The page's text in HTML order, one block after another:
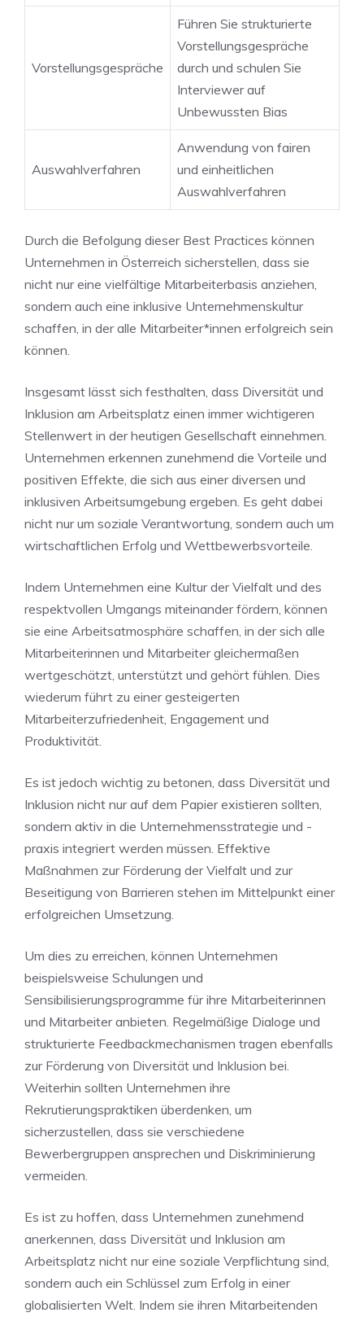
Vorstellungsgespräche
Führen Sie strukturierte
Vorstellungsgespräche
⁢durch und schulen Sie​
Interviewer auf
Unbewussten Bias
Auswahlverfahren
Anwendung von fairen
und einheitlichen
Auswahlverfahren
Durch die Befolgung dieser Best Practices können
Unternehmen in​ Österreich sicherstellen, dass ⁢sie
nicht nur eine ‌vielfältige Mitarbeiterbasis ​anziehen,
sondern auch eine inklusive Unternehmenskultur
schaffen, in der alle Mitarbeiter*innen erfolgreich sein
⁤können.
Insgesamt ‌lässt sich festhalten, dass Diversität und⁢
Inklusion⁣ am Arbeitsplatz‌ einen immer wichtigeren
Stellenwert in der heutigen Gesellschaft⁣ einnehmen.
Unternehmen erkennen zunehmend die Vorteile und
positiven Effekte, die sich aus ​einer diversen und
inklusiven Arbeitsumgebung ergeben. Es geht ⁣dabei
nicht nur um soziale Verantwortung, sondern auch um
wirtschaftlichen Erfolg und Wettbewerbsvorteile.
Indem Unternehmen eine Kultur der⁤ Vielfalt und des
respektvollen Umgangs ‌miteinander fördern,⁤ können
sie eine Arbeitsatmosphäre⁤ schaffen, in der sich alle
Mitarbeiterinnen und Mitarbeiter gleichermaßen
wertgeschätzt, unterstützt und ​gehört fühlen. Dies
wiederum​ führt zu einer gesteigerten
Mitarbeiterzufriedenheit, Engagement und
Produktivität.
Es ist jedoch wichtig‍ zu betonen, dass Diversität und
Inklusion nicht nur auf dem Papier existieren sollten,
sondern⁤ aktiv in die Unternehmensstrategie und -
praxis integriert werden müssen. Effektive
‌Maßnahmen​ zur Förderung der‌ Vielfalt und zur
Beseitigung von Barrieren stehen im Mittelpunkt einer
erfolgreichen ‌Umsetzung.
Um dies zu erreichen, können Unternehmen
beispielsweise Schulungen und
Sensibilisierungsprogramme für ihre Mitarbeiterinnen
und Mitarbeiter anbieten. Regelmäßige Dialoge‍ und
strukturierte ‍Feedbackmechanismen tragen ebenfalls
zur ⁣Förderung ‍von ‍Diversität ⁤und Inklusion⁤ bei.
Weiterhin sollten Unternehmen ihre
Rekrutierungspraktiken überdenken, ⁤um​
sicherzustellen, dass sie verschiedene
Bewerbergruppen ansprechen und Diskriminierung
vermeiden.
Es ist zu hoffen, dass Unternehmen zunehmend
anerkennen, dass Diversität und Inklusion am
Arbeitsplatz nicht nur eine soziale Verpflichtung⁣ sind,
sondern ⁣auch ein⁣ Schlüssel zum Erfolg in einer
globalisierten Welt. Indem ‌sie ihren Mitarbeitenden